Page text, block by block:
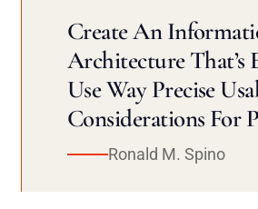
Create An
Architecture That’s
Use Way Precise
Considerations For
Ronald M. Spino